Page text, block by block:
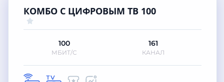
КОМБО С ЦИФРОВЫМ ТВ 100
100
МБИТ/С
161
КАНАЛ